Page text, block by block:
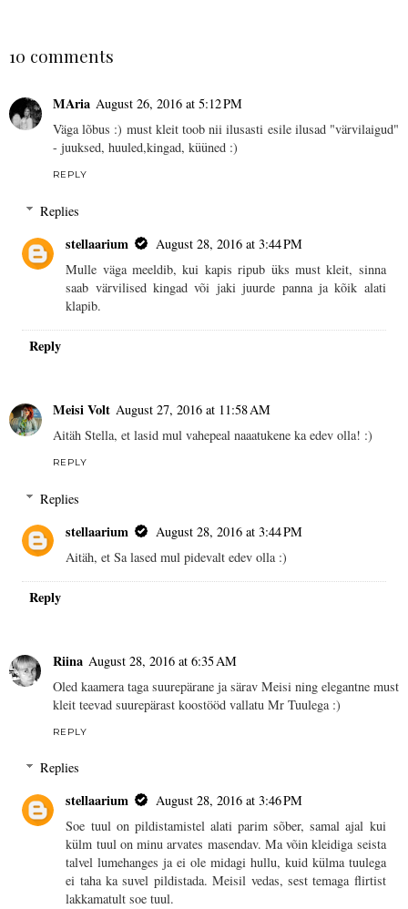
10 comments
MAria August 26, 2016 at 5:12 PM
Väga lõbus :) must kleit toob nii ilusasti esile ilusad "värvilaigud"
- juuksed, huuled,kingad, küüned :)
REPLY
Replies
stellaarium
August 28, 2016 at 3:44 PM
Mulle väga meeldib, kui kapis ripub üks must kleit, sinna
saab värvilised kingad või jaki juurde panna ja kõik alati
klapib.
Reply
Meisi Volt August 27, 2016 at 11:58 AM
Aitäh Stella, et lasid mul vahepeal naaatukene ka edev olla! :)
REPLY
Replies
stellaarium
August 28, 2016 at 3:44 PM
Aitäh, et Sa lased mul pidevalt edev olla :)
Reply
Riina August 28, 2016 at 6:35 AM
Oled kaamera taga suurepärane ja särav Meisi ning elegantne must
kleit teevad suurepärast koostööd vallatu Mr Tuulega :)
REPLY
Replies
stellaarium
August 28, 2016 at 3:46 PM
Soe tuul on pildistamistel alati parim sõber, samal ajal kui
külm tuul on minu arvates masendav. Ma võin kleidiga seista
talvel lumehanges ja ei ole midagi hullu, kuid külma tuulega
ei taha ka suvel pildistada. Meisil vedas, sest temaga flirtist
lakkamatult soe tuul.